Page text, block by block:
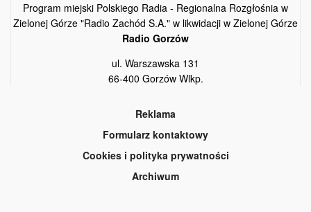
Program miejski Polskiego Radia - Regionalna Rozgłośnia w
Zielonej Górze "Radio Zachód S.A." w likwidacji w Zielonej Górze
Radio Gorzów
ul. Warszawska 131
66-400 Gorzów Wlkp.
Reklama
Formularz kontaktowy
Cookies i polityka prywatności
Archiwum